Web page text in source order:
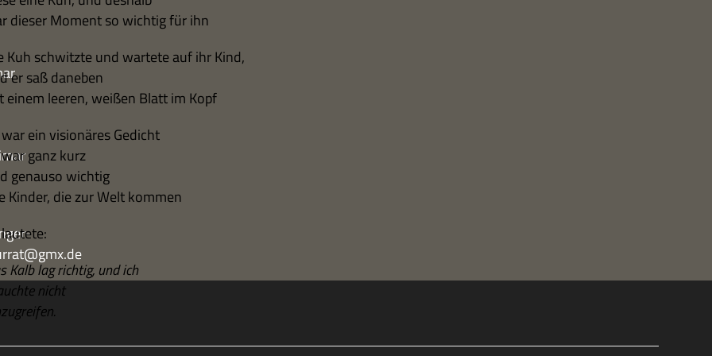
die­ser Moment so wich­tig für ihn
Kuh schwitzte und war­tete auf ihr Kind,
er saß daneben
einem lee­ren, wei­ßen Blatt im Kopf
war ein visio­nä­res Gedicht
ganz kurz
genauso wichtig
Kin­der, die zur Welt kommen
Kalb lag rich­tig, und ich
nicht